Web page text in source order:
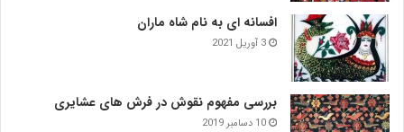
افسانه ای به نام شاه ماران
3 آوریل 2021
بررسی مفهوم نقوش در فرش‌ های عشایری
10 دسامبر 2019